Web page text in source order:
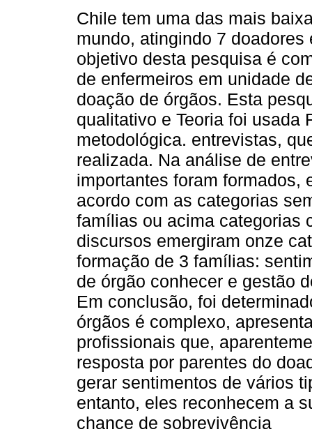
Chile tem uma das mais
mundo, atingindo 7
objetivo desta pesquisa é
de enfermeiros em unidade
doação de órgãos. Esta
qualitativo e Teoria foi usada
metodológica. entrevistas,
realizada. Na análise de
importantes foram formados,
acordo com as categorias
famílias ou acima categorias
discursos emergiram onze
formação de 3 famílias:
de órgão conhecer e gestão
Em conclusão, foi
órgãos é complexo,
profissionais que,
resposta por parentes do
gerar sentimentos de vários
entanto, eles reconhecem a
chance de sobrevivência